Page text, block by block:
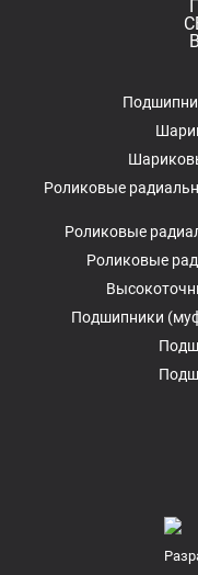
Роликовые
Роликовые
Роликовые
Подшипники